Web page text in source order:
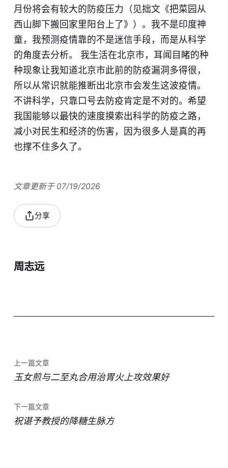
月份将会有较大的防疫压力（见拙文 《把菜园从
西山脚下搬回家里阳台上了》 ）。我不是印度神
童，我预测疫情靠的不是迷信手段，而是从科学
的角度去分析。 我生活在北京市，耳闻目睹的种
种现象让我知道北京市此前的防疫漏洞多得很，
所以从常识就能推断出北京市会发生这波疫情。
不讲科学，只靠口号去防疫肯定是不对的。希望
我国能够以最快的速度摸索出科学的防疫之路，
减小对民生和经济的伤害，因为很多人是真的再
也撑不住多久了。
文章更新于 07/19/2026
分享
周志远
上一篇文章
玉女煎与二至丸合用治胃火上攻效果好
下一篇文章
祝谌予教授的降糖生脉方